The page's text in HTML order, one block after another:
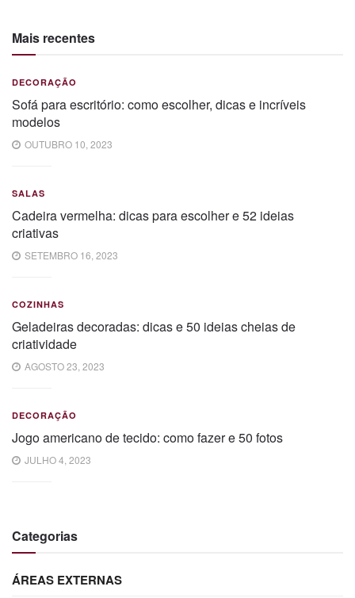
Mais recentes
DECORAÇÃO
Sofá para escritório: como escolher, dicas e incríveis
modelos
OUTUBRO 10, 2023
SALAS
Cadeira vermelha: dicas para escolher e 52 ideias
criativas
SETEMBRO 16, 2023
COZINHAS
Geladeiras decoradas: dicas e 50 ideias cheias de
criatividade
AGOSTO 23, 2023
DECORAÇÃO
Jogo americano de tecido: como fazer e 50 fotos
JULHO 4, 2023
Categorias
ÁREAS EXTERNAS